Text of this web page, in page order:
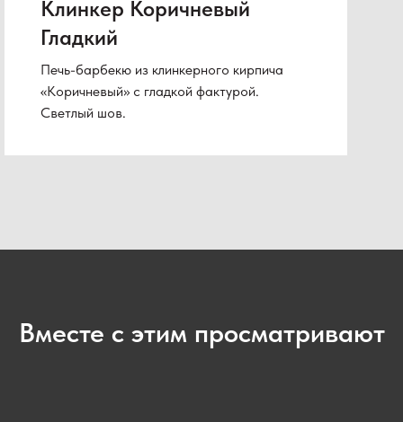
Клинкер Коричневый
Гладкий
Печь-барбекю из клинкерного кирпича
«Коричневый» с гладкой фактурой.
Светлый шов.
Вместе с этим просматривают